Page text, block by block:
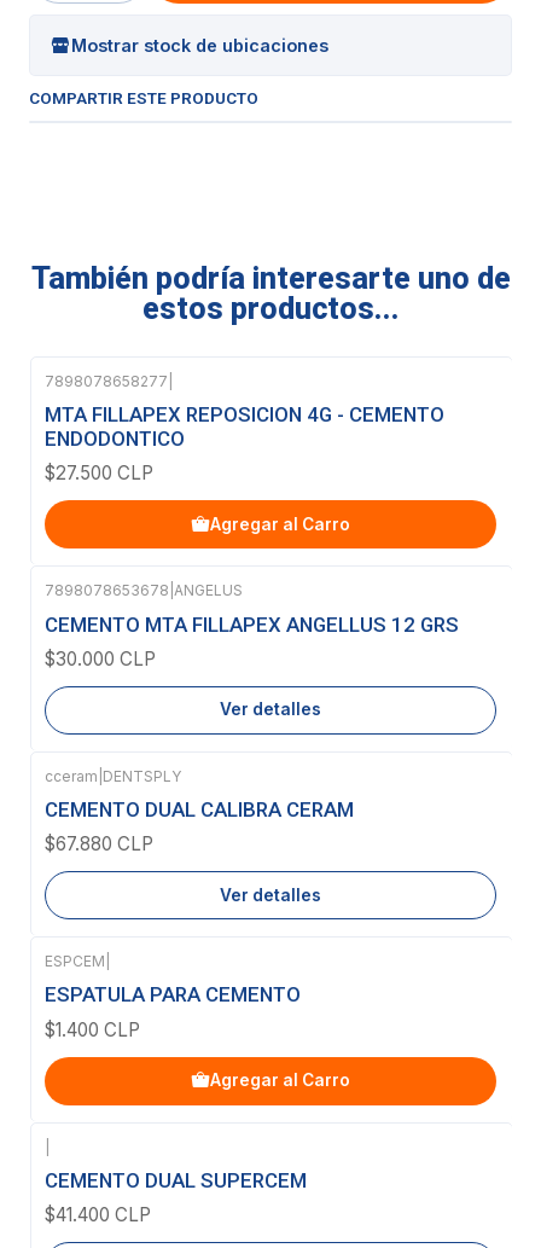
Mostrar stock de ubicaciones
COMPARTIR ESTE PRODUCTO
También podría interesarte uno de
estos productos...
7898078658277
MTA FILLAPEX REPOSICION 4G - CEMENTO
ENDODONTICO
$27.500 CLP
Agregar al Carro
Agotado
7898078653678 ANGELUS
CEMENTO MTA FILLAPEX ANGELLUS 12 GRS
$30.000 CLP
Ver detalles
Agotado
cceram DENTSPLY
CEMENTO DUAL CALIBRA CERAM
$67.880 CLP
Ver detalles
ESPCEM
ESPATULA PARA CEMENTO
$1.400 CLP
Agregar al Carro
Agotado
CEMENTO DUAL SUPERCEM
$41.400 CLP